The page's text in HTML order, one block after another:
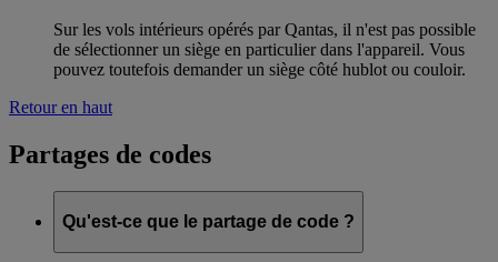
Sur les vols intérieurs opérés par Qantas, il n'est pas possible
de sélectionner un siège en particulier dans l'appareil. Vous
pouvez toutefois demander un siège côté hublot ou couloir.
Retour en haut
Partages de codes
Qu'est-ce que le partage de code ?